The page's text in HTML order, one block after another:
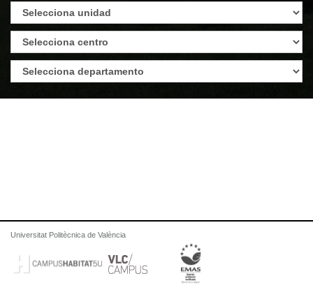
Universitat Politècnica de València